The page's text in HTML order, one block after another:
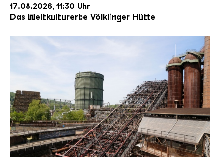
17.08.2026, 11:30 Uhr
Das Weltkulturerbe Völklinger Hütte